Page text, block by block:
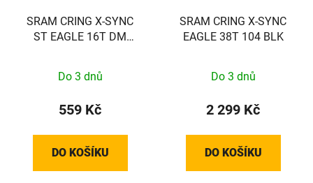
SRAM CRING X-SYNC
ST EAGLE 16T DM
Do 3 dnů
559 Kč
DO KOŠÍKU
SRAM CRING X-SYNC
EAGLE 38T 104 BLK
Do 3 dnů
2 299 Kč
DO KOŠÍKU